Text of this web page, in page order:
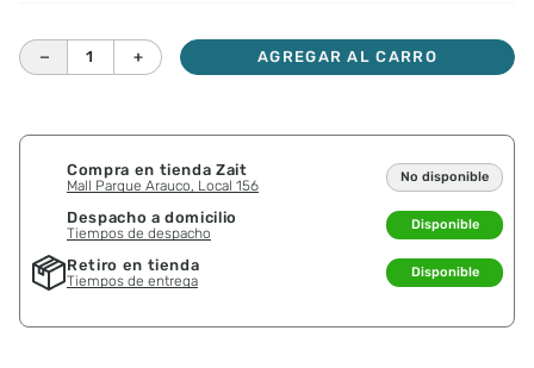
＋
－ AGREGAR AL CARRO
Compra en tienda Zait
Mall Parque Arauco, Local 156
No disponible
Despacho a domicilio
Tiempos de despacho
Disponible
Retiro en tienda
Tiempos de entrega
Disponible